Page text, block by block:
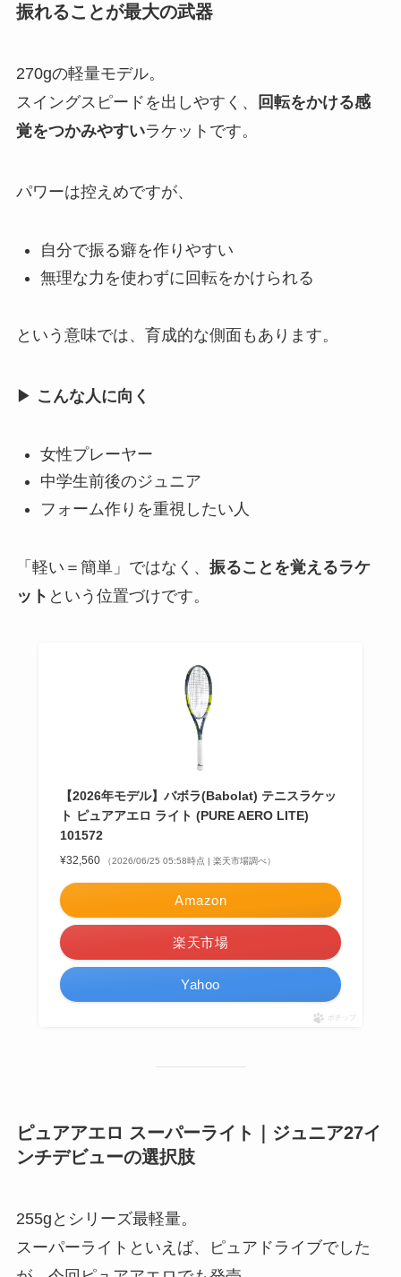
振れることが最大の武器
270gの軽量モデル。
スイングスピードを出しやすく、
回転をかける感
覚をつかみやすいラケットです。
パワーは控えめですが、
自分で振る癖を作りやすい
無理な力を使わずに回転をかけられる
という意味では、育成的な側面もあります。
▶ こんな人に向く
女性プレーヤー
中学生前後のジュニア
フォーム作りを重視したい人
「軽い＝簡単」ではなく、 振ることを覚えるラケ
ット という位置づけです。
【2026年モデル】バボラ(Babolat) テニスラケッ
ト ピュアアエロ ライト (PURE AERO LITE)
101572
¥32,560 （2026/06/25 05:58時点 | 楽天市場調べ）
Amazon
楽天市場
Yahoo
ポチップ
ピュアアエロ スーパーライト｜ジュニア27イ
ンチデビューの選択肢
255gとシリーズ最軽量。
スーパーライトといえば、ピュアドライブでした